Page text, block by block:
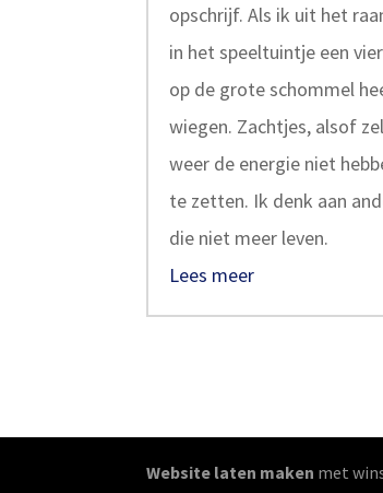
opschrijf. Als ik uit het
in het speeltuintje een
op de grote schommel
wiegen. Zachtjes, alsof
weer de energie niet
te zetten. Ik denk aan
die niet meer leven.
Lees meer
Website laten maken met